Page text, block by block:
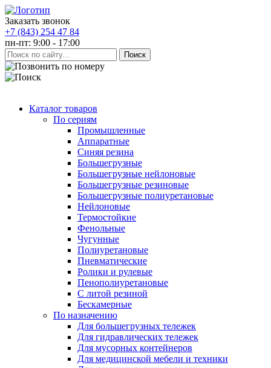
Заказать звонок
+7 (843) 254 47 84
пн-пт: 9:00 - 17:00
Каталог товаров
По сериям
Промышленные
Аппаратные
Синяя резина
Большегрузные
Большегрузные нейлоновые
Большегрузные резиновые
Большегрузные полиуретановые
Нейлоновые
Термостойкие
Фенольные
Чугунные
Полиуретановые
Пневматические
Ролики и рулевые
Пенополиуретановые
С литой резиной
Бескамерные
По назначению
Для большегрузных тележек
Для гидравлических тележек
Для мусорных контейнеров
Для медицинской мебели и техники